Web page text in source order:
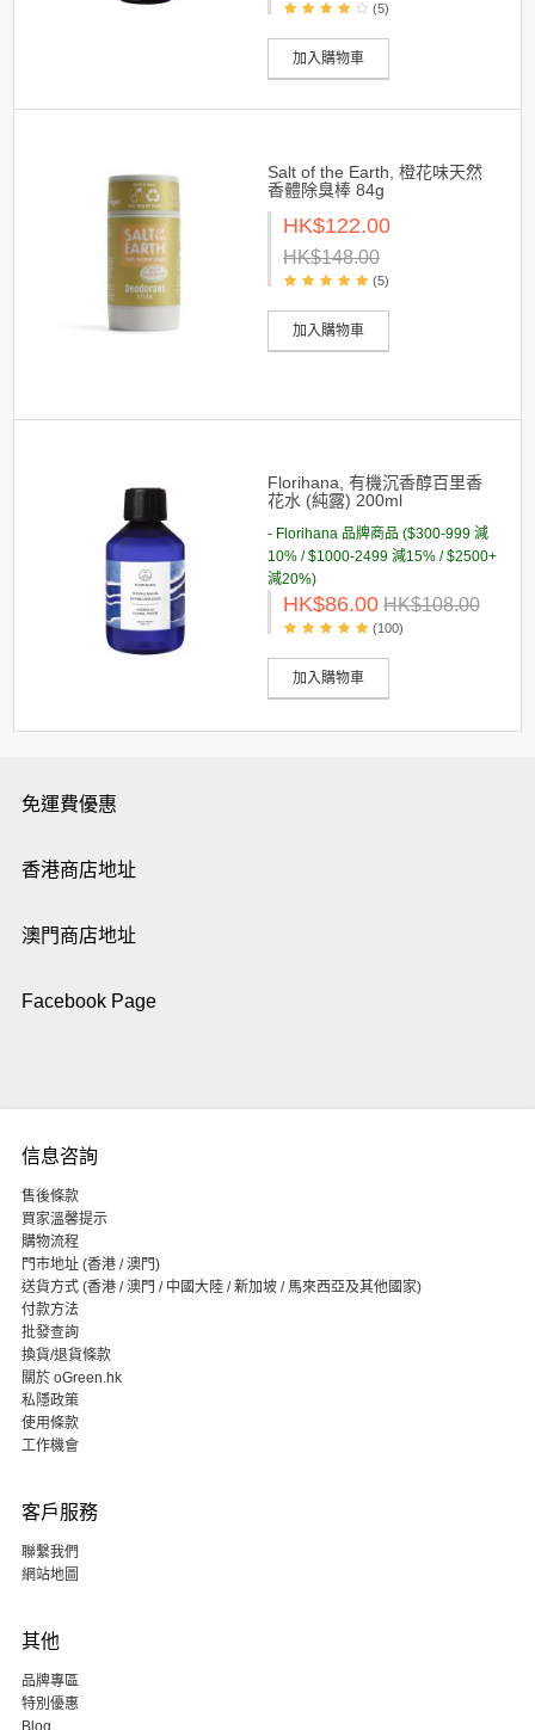
(5)
加入購物車
Salt of the Earth, 橙花味天然
香體除臭棒 84g
HK$122.00
HK$148.00
(5)
加入購物車
Florihana, 有機沉香醇百里香
花水 (純露) 200ml
- Florihana 品牌商品 ($300-999 減
10% / $1000-2499 減15% / $2500+
減20%)
HK$86.00 HK$108.00
(100)
加入購物車
免運費優惠
香港商店地址
澳門商店地址
Facebook Page
信息咨詢
售後條款
買家溫馨提示
購物流程
門市地址 (香港 / 澳門)
送貨方式 (香港 / 澳門 / 中國大陸 / 新加坡 / 馬來西亞及其他國家)
付款方法
批發查詢
換貨/退貨條款
關於 oGreen.hk
私隱政策
使用條款
工作機會
客戶服務
聯繫我們
網站地圖
其他
品牌專區
特別優惠
Blog